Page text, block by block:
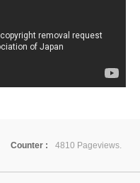
Counter :
4810 Pageviews.